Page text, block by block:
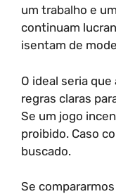
um trabalho e
continuam
isentam de
O ideal seria
regras claras
Se um jogo
proibido. Caso
buscado.
Se